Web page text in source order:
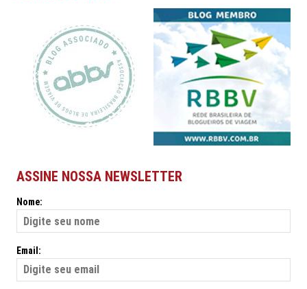
ASSINE NOSSA NEWSLETTER
Nome:
Email: